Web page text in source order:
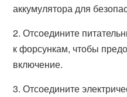
аккумулятора для
2. Отсоедините
к форсункам, чтобы
включение.
3. Отсоедините